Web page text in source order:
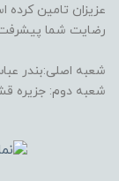
عزیزان تامین
رضایت شما پیشرفت
شعبه اصلی:بندر عباس
شعبه دوم: جزیره